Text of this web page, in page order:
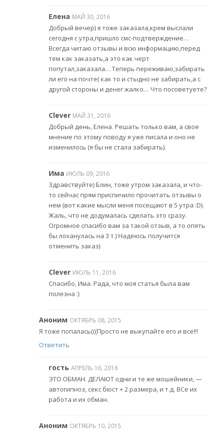
Елена МАЙ 30, 2016
Добрый вечер) я тоже заказала,крем выслали
сегодня с утра,пришло смс-подтверждение…
Всегда читаю отзывы и всю информацию,перед
тем как заказать,а это как черт
попутал,заказала… Теперь переживаю,забирать
ли его на почте( как то и стыдно не забирать,а с
другой стороны и денег жалко… Что посоветуете?
Clever МАЙ 31, 2016
Добрый день, Елена. Решать только вам, а свое
мнение по этому поводу я уже писала и оно не
изменилось (я бы не стала забирать).
Има ИЮЛЬ 09, 2016
Здравствуйте) Блин, тоже утром заказала, и что-
то сейчас прям приспичило прочитать отзывы о
нем (вот какие мысли меня посещают в 5 утра :D).
Жаль, что не додумалась сделать это сразу.
Огромное спасибо вам за такой отзыв, а то опять
бы лоханулась на 3 т.) Надеюсь получится
отменить заказ)
Clever ИЮЛЬ 11, 2016
Спасибо, Има. Рада, что моя статья была вам
полезна :)
Аноним ОКТЯБРЬ 08, 2015
Я тоже попалась(((Просто не выкупайте его и все!!!
Ответить
гость АПРЕЛЬ 16, 2016
ЭТО ОБМАН. ДЕЛАЮТ одни и те же мошейники, —
автогипноз, секс бюст + 2 размера, и т.д. ВСе их
работа и их обман.
Аноним ОКТЯБРЬ 10, 2015